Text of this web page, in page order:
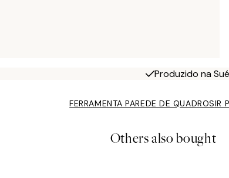
Produzido na
FERRAMENTA PAREDE DE QUADROSIR
Others also bought